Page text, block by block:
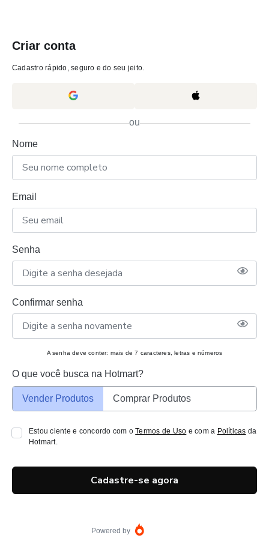
Criar conta
Cadastro rápido, seguro e do seu jeito.
ou
Nome
Email
Senha
Confirmar senha
A senha deve conter: mais de 7 caracteres, letras e números
O que você busca na Hotmart?
Vender Produtos Comprar Produtos
Estou ciente e concordo com oTermos de Uso e com a Políticas da
Hotmart.
Cadastre-se agora
Powered by